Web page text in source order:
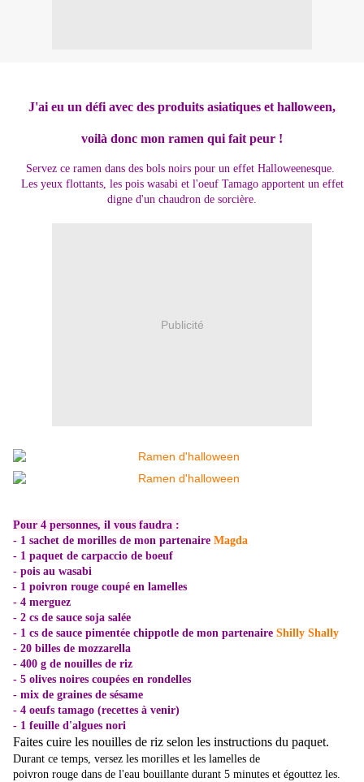
J'ai eu un défi avec des produits asiatiques et halloween,
voilà donc mon ramen qui fait peur !
Servez ce ramen dans des bols noirs pour un effet Halloweenesque.
Les yeux flottants, les pois wasabi et l'oeuf Tamago apportent un effet
digne d'un chaudron de sorcière.
Publicité
Pour 4 personnes, il vous faudra :
- 1 sachet de morilles de mon partenaire Magda
- 1 paquet de carpaccio de boeuf
- pois au wasabi
- 1 poivron rouge coupé en lamelles
- 4 merguez
- 2 cs de sauce soja salée
- 1 cs de sauce pimentée chippotle de mon partenaire Shilly Shally
- 20 billes de mozzarella
- 400 g de nouilles de riz
- 5 olives noires coupées en rondelles
- mix de graines de sésame
- 4 oeufs tamago (recettes à venir)
- 1 feuille d'algues nori
Faites cuire les nouilles de riz selon les instructions du paquet.
Durant ce temps, versez les morilles et les lamelles de
poivron rouge dans de l'eau bouillante durant 5 minutes et égouttez les.